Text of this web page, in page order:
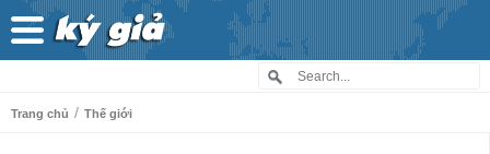
Trang chủ / Thế giới